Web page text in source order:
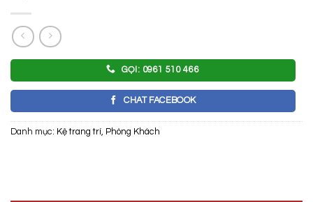
GỌI: 0961 510 466
CHAT FACEBOOK
Danh mục: Kệ trang trí, Phòng Khách